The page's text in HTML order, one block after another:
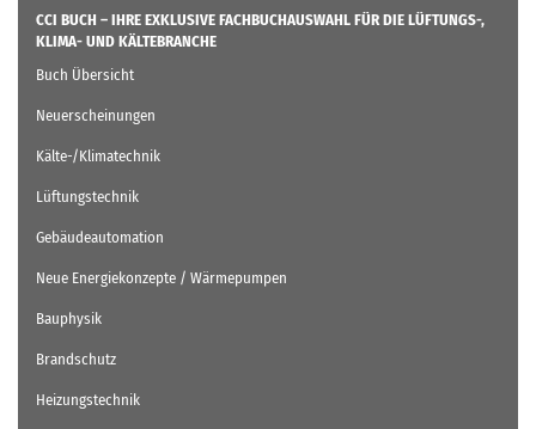
CCI BUCH – IHRE EXKLUSIVE FACHBUCHAUSWAHL FÜR DIE LÜFTUNGS-,
KLIMA- UND KÄLTEBRANCHE
Buch Übersicht
Neuerscheinungen
Kälte-/Klimatechnik
Lüftungstechnik
Gebäudeautomation
Neue Energiekonzepte / Wärmepumpen
Bauphysik
Brandschutz
Heizungstechnik